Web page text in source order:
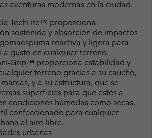
aventuras modernas en la ciudad.
TechLite™ proporciona
sostenida y absorción de impactos
reactiva y ligera para
a gusto en cualquier terreno.
Grip™ proporciona estabilidad y
terreno gracias a su caucho,
y a su estructura, que se
superficies para que estés a
condiciones húmedas como secas.
confeccionado para cualquier
al aire libre.
urbanas